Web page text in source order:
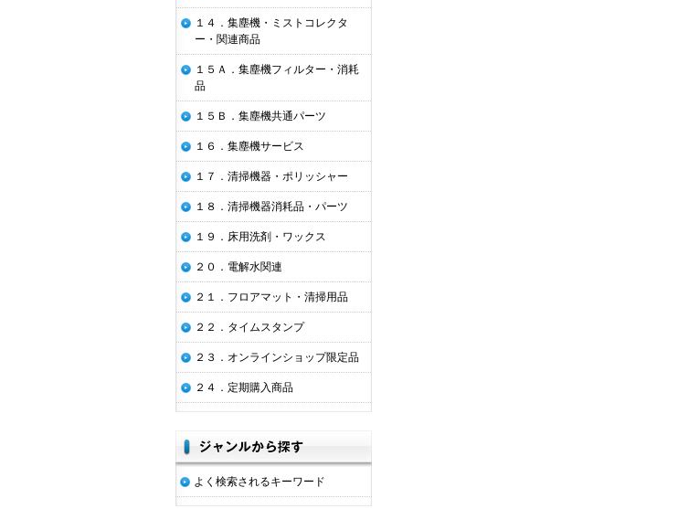
１４．集塵機・ミストコレクタ
ー・関連商品
１５Ａ．集塵機フィルター・消耗
品
１５Ｂ．集塵機共通パーツ
１６．集塵機サービス
１７．清掃機器・ポリッシャー
１８．清掃機器消耗品・パーツ
１９．床用洗剤・ワックス
２０．電解水関連
２１．フロアマット・清掃用品
２２．タイムスタンプ
２３．オンラインショップ限定品
２４．定期購入商品
よく検索されるキーワード